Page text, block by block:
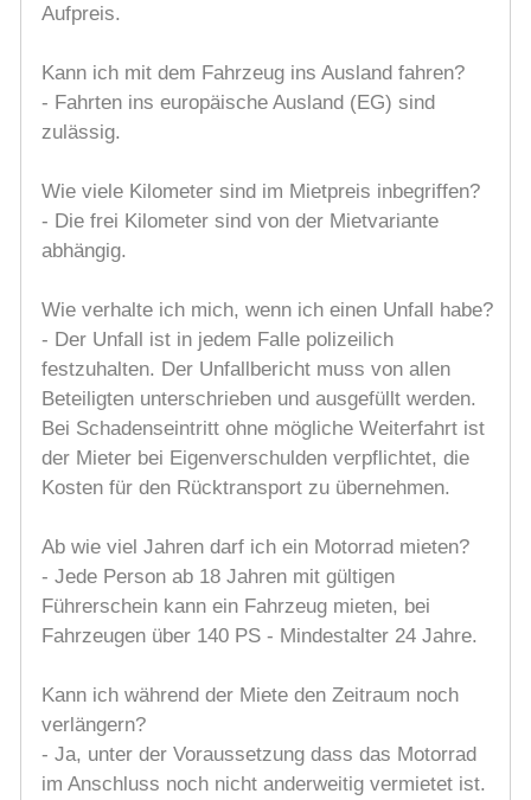
Aufpreis.
Kann ich mit dem Fahrzeug ins Ausland fahren?
- Fahrten ins europäische Ausland (EG) sind
zulässig.
Wie viele Kilometer sind im Mietpreis inbegriffen?
- Die frei Kilometer sind von der Mietvariante
abhängig.
Wie verhalte ich mich, wenn ich einen Unfall habe?
- Der Unfall ist in jedem Falle polizeilich
festzuhalten. Der Unfallbericht muss von allen
Beteiligten unterschrieben und ausgefüllt werden.
Bei Schadenseintritt ohne mögliche Weiterfahrt ist
der Mieter bei Eigenverschulden verpflichtet, die
Kosten für den Rücktransport zu übernehmen.
Ab wie viel Jahren darf ich ein Motorrad mieten?
- Jede Person ab 18 Jahren mit gültigen
Führerschein kann ein Fahrzeug mieten, bei
Fahrzeugen über 140 PS - Mindestalter 24 Jahre.
Kann ich während der Miete den Zeitraum noch
verlängern?
- Ja, unter der Voraussetzung dass das Motorrad
im Anschluss noch nicht anderweitig vermietet ist.